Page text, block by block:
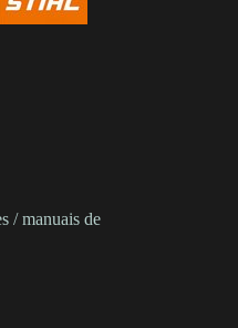
/ manuais de